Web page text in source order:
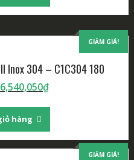
GIẢM GIÁ!
Inox 304 – C1C304 180
6,540,050₫
hàng
GIẢM GIÁ!